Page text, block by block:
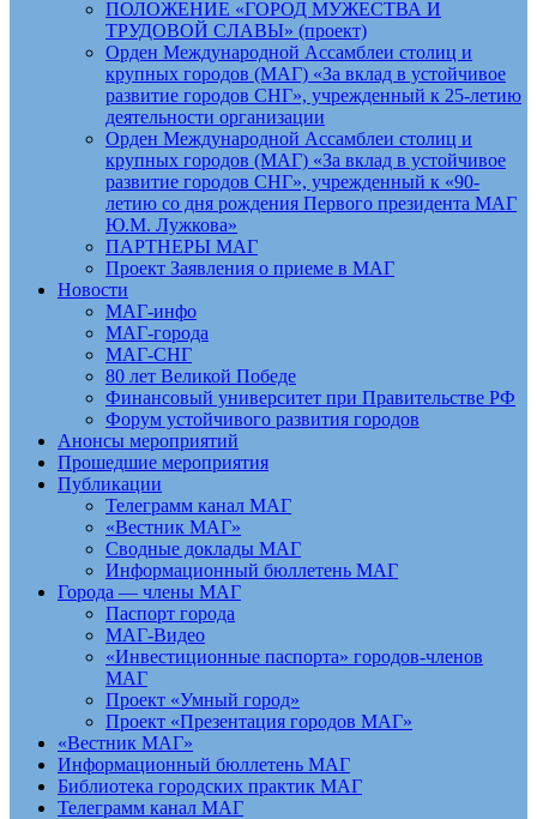
ПОЛОЖЕНИЕ «ГОРОД МУЖЕСТВА И
ТРУДОВОЙ СЛАВЫ» (проект)
Орден Международной Ассамблеи столиц и
крупных городов (МАГ) «За вклад в устойчивое
развитие городов СНГ», учрежденный к 25-летию
деятельности организации
Орден Международной Ассамблеи столиц и
крупных городов (МАГ) «За вклад в устойчивое
развитие городов СНГ», учрежденный к «90-
летию со дня рождения Первого президента МАГ
Ю.М. Лужкова»
ПАРТНЕРЫ МАГ
Проект Заявления о приеме в МАГ
Новости
МАГ-инфо
МАГ-города
МАГ-СНГ
80 лет Великой Победе
Финансовый университет при Правительстве РФ
Форум устойчивого развития городов
Анонсы мероприятий
Прошедшие мероприятия
Публикации
Телеграмм канал МАГ
«Вестник МАГ»
Сводные доклады МАГ
Информационный бюллетень МАГ
Города — члены МАГ
Паспорт города
МАГ-Видео
«Инвестиционные паспорта» городов-членов
МАГ
Проект «Умный город»
Проект «Презентация городов МАГ»
«Вестник МАГ»
Информационный бюллетень МАГ
Библиотека городских практик МАГ
Телеграмм канал МАГ